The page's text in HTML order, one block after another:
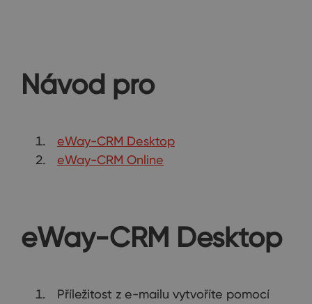
Návod pro
eWay-CRM Desktop
eWay-CRM Online
eWay-CRM Desktop
Příležitost z e-mailu vytvoříte pomocí